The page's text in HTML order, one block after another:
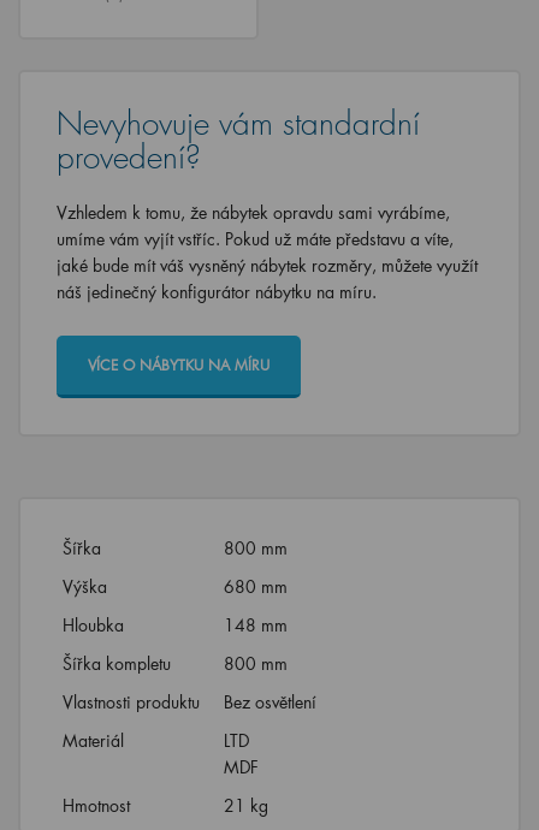
Nevyhovuje vám standardní
provedení?
Vzhledem k tomu, že nábytek opravdu sami vyrábíme,
umíme vám vyjít vstříc. Pokud už máte představu a víte,
jaké bude mít váš vysněný nábytek rozměry, můžete využít
náš jedinečný konfigurátor nábytku na míru.
VÍCE O NÁBYTKU NA MÍRU
Šířka
800 mm
Výška
680 mm
Hloubka
148 mm
Šířka kompletu
800 mm
Vlastnosti produktu
Bez osvětlení
Materiál
LTD
MDF
Hmotnost
21 kg